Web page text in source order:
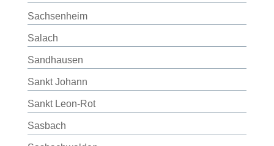
Sachsenheim
Salach
Sandhausen
Sankt Johann
Sankt Leon-Rot
Sasbach